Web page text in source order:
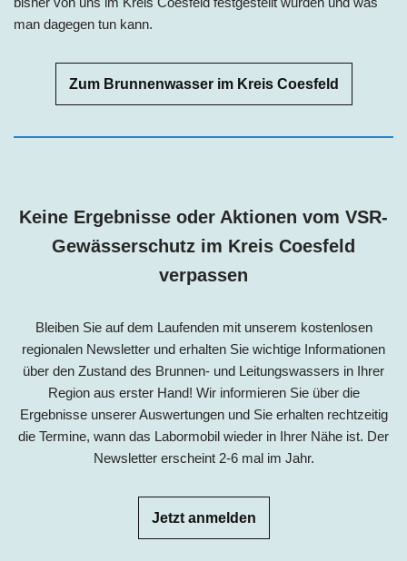
man dagegen tun kann.
Zum Brunnenwasser im Kreis Coesfeld
Keine Ergebnisse oder Aktionen vom VSR-
Gewässerschutz im Kreis Coesfeld
verpassen
Bleiben Sie auf dem Laufenden mit unserem kostenlosen
regionalen Newsletter und erhalten Sie wichtige Informationen
über den Zustand des Brunnen- und Leitungswassers in Ihrer
Region aus erster Hand! Wir informieren Sie über die
Ergebnisse unserer Auswertungen und Sie erhalten rechtzeitig
die Termine, wann das Labormobil wieder in Ihrer Nähe ist. Der
Newsletter erscheint 2-6 mal im Jahr.
Jetzt anmelden